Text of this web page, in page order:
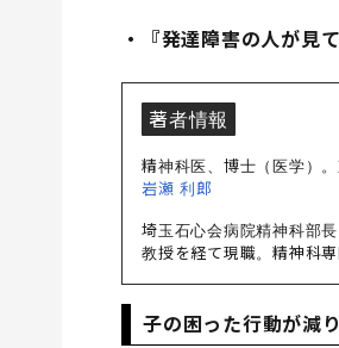
・『発達障害の人が見
著者情報
精神科医、博士（医学）
岩瀬 利郎
埼玉石心会病院精神科部
教授を経て現職。精神科
子の困った行動が減